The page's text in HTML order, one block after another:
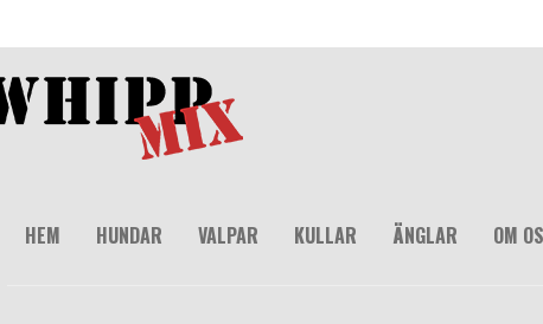
HEM HUNDAR VALPAR KULLAR ÄNGLAR OM